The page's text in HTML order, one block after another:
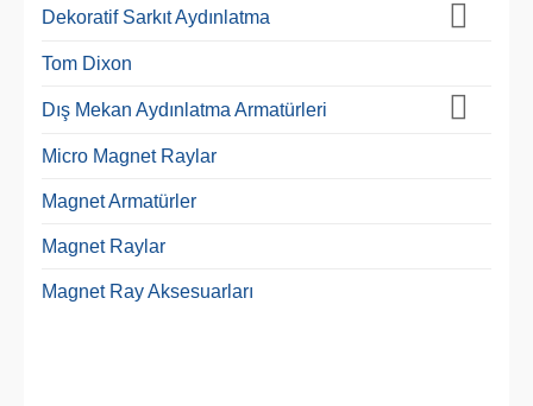
Dekoratif Sarkıt Aydınlatma
Tom Dixon
Dış Mekan Aydınlatma Armatürleri
Micro Magnet Raylar
Magnet Armatürler
Magnet Raylar
Magnet Ray Aksesuarları